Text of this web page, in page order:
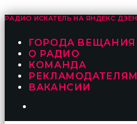
РАДИО ИСКАТЕЛЬ НА ЯНДЕКС ДЗЕН
ГОРОДА ВЕЩАНИЯ
О РАДИО
КОМАНДА
РЕКЛАМОДАТЕЛЯМ
ВАКАНСИИ